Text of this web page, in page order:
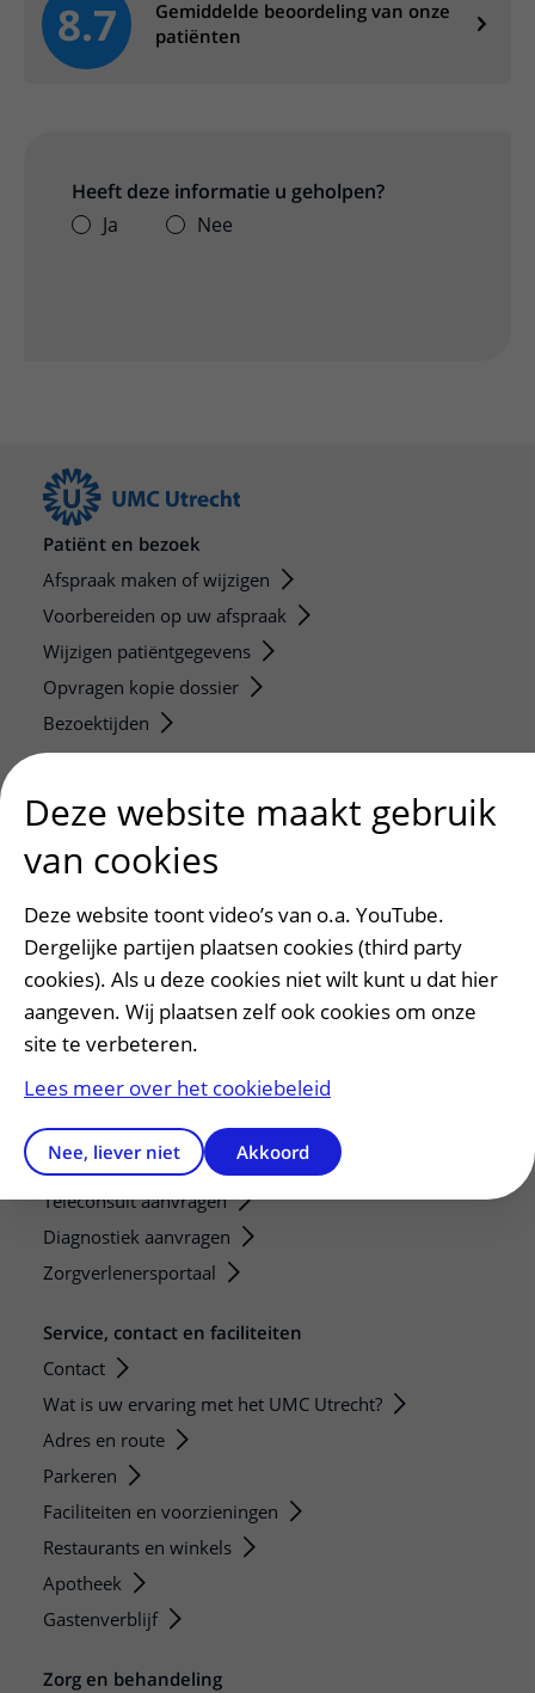
8.7
Gemiddelde beoordeling van onze
patiënten
Heeft deze informatie u geholpen?
Ja
Nee
Patiënt en bezoek
Afspraak maken of wijzigen
Voorbereiden op uw afspraak
Wijzigen patiëntgegevens
Opvragen kopie dossier
Bezoektijden
Onze opleidingen
De Nieuwe Utrechtse School
Research
Strategic programs
Research groups
Researchers
Verwijzers
Mijn patiënt verwijzen
Teleconsult aanvragen
Diagnostiek aanvragen
Zorgverlenersportaal
Service, contact en faciliteiten
Contact
Wat is uw ervaring met het UMC Utrecht?
Adres en route
Parkeren
Faciliteiten en voorzieningen
Restaurants en winkels
Apotheek
Gastenverblijf
Zorg en behandeling
Deze website maakt gebruik
van cookies
Deze website toont video’s van o.a. YouTube.
Dergelijke partijen plaatsen cookies (third party
cookies). Als u deze cookies niet wilt kunt u dat hier
aangeven. Wij plaatsen zelf ook cookies om onze
site te verbeteren.
Lees meer over het cookiebeleid
Nee, liever niet Akkoord